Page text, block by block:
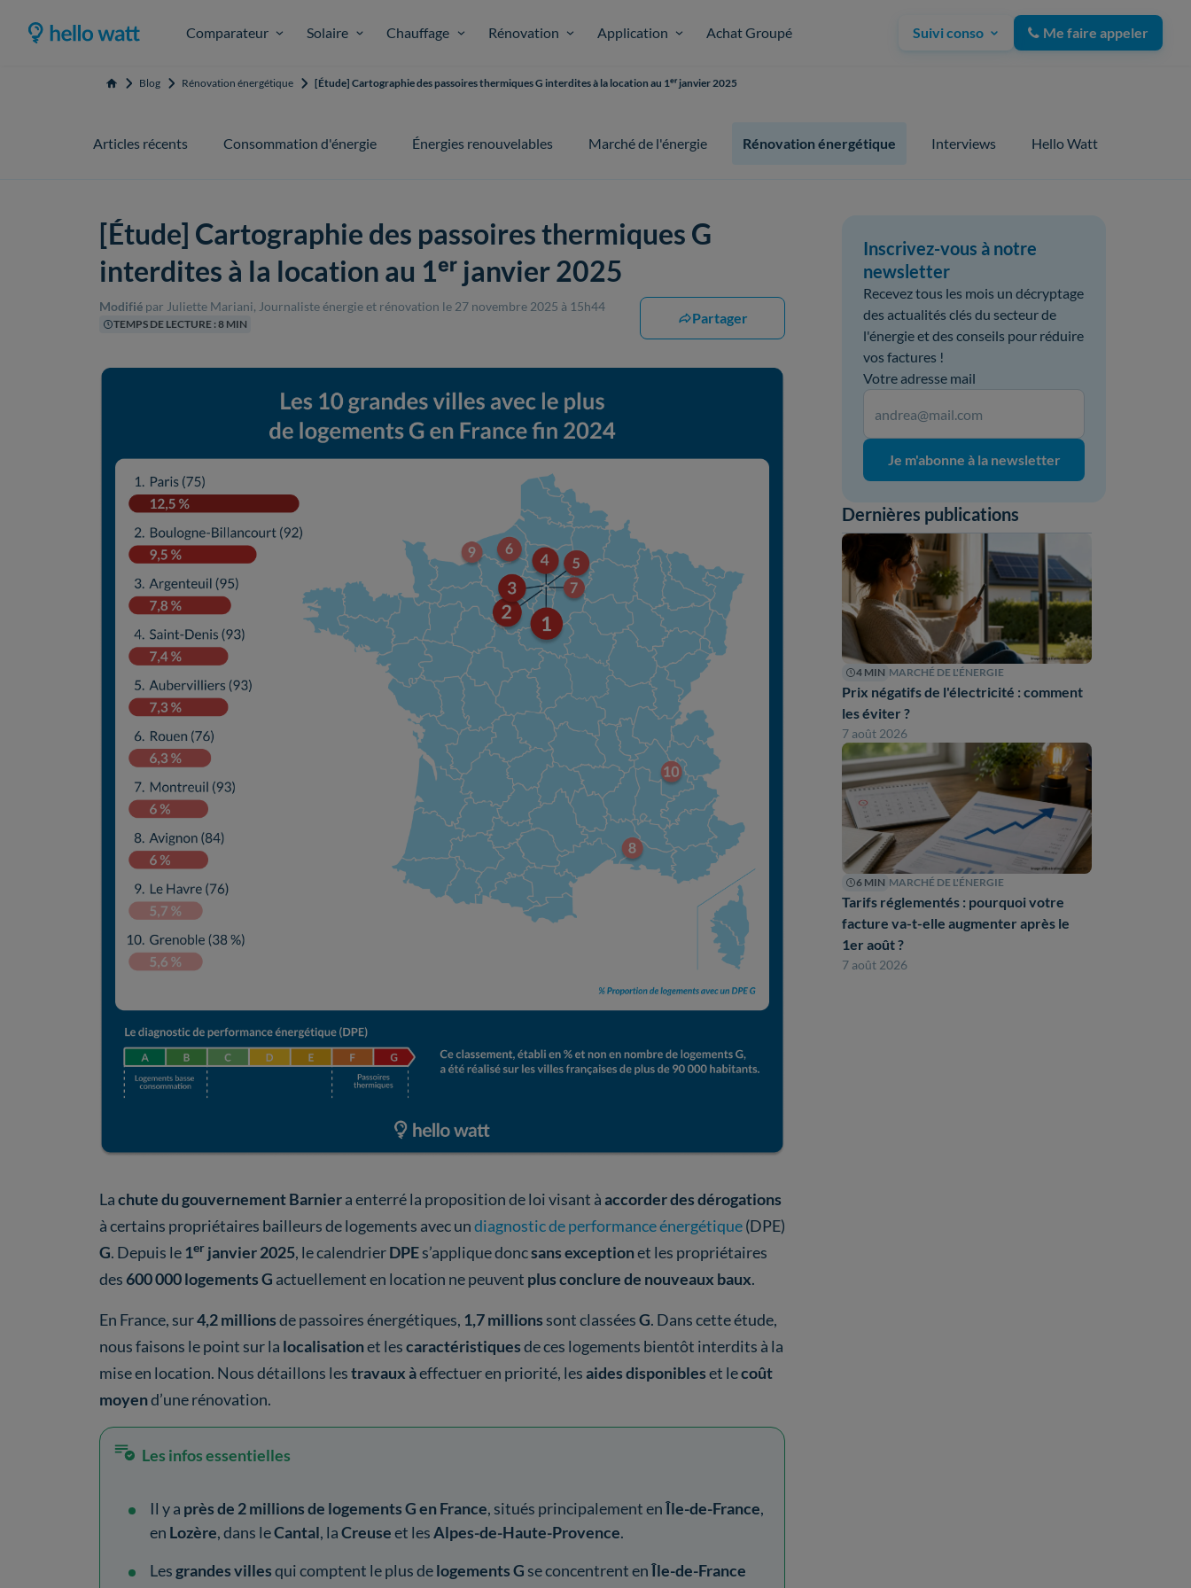
Comparateur Solaire Chauffage Rénovation Application Achat Groupé Suivi conso Me faire appeler
Accueil Blog Rénovation énergétique [Étude] Cartographie des passoires thermiques G interdites à la location au 1ᵉʳ janvier 2025
Articles récents Consommation d'énergie Énergies renouvelables Marché de l'énergie Rénovation énergétique Interviews Hello Watt
[Étude] Cartographie des passoires thermiques G
interdites à la location au 1ᵉʳ janvier 2025
Modifié par Juliette Mariani, Journaliste énergie et rénovation le 27 novembre 2025 à 15h44
TEMPS DE LECTURE : 8 MIN Partager
Lachute du gouvernement Barniera enterré la proposition de loi visant àaccorder des dérogations
à certains propriétaires bailleurs de logements avec undiagnostic de performance énergétique(DPE)
G. Depuis le1er janvier 2025, le calendrierDPEs’applique doncsans exceptionet les propriétaires
des 600 000 logementsG actuellement en location ne peuvent plusconclure de nouveaux baux.
En France, sur4,2 millionsde passoires énergétiques, 1,7 millions sont classéesG. Dans cette étude,
nous faisons le point sur la localisationet lescaractéristiquesde ces logements bientôt interdits à la
mise en location. Nous détaillons lestravaux àeffectuer en priorité, lesaides disponibleset lecoût
moyend’une rénovation.
Les infos essentielles
Il y a près de 2 millions de logements G en France, situés principalement enÎle-de-France,
en Lozère, dans leCantal, laCreuseet lesAlpes-de-Haute-Provence.
Lesgrandes villesqui comptent le plus delogements G se concentrent enÎle-de-France
Inscrivez-vous à notre
newsletter
Recevez tous les mois un décryptage
des actualités clés du secteur de
l'énergie et des conseils pour réduire
vos factures !
Votre adresse mail
Je m'abonne à la newsletter
Dernières publications
4 MIN MARCHÉ DE L'ÉNERGIE
Prix négatifs de l'électricité : comment
les éviter ?
7 août 2026
6 MIN MARCHÉ DE L'ÉNERGIE
Tarifs réglementés : pourquoi votre
facture va-t-elle augmenter après le
1er août ?
7 août 2026